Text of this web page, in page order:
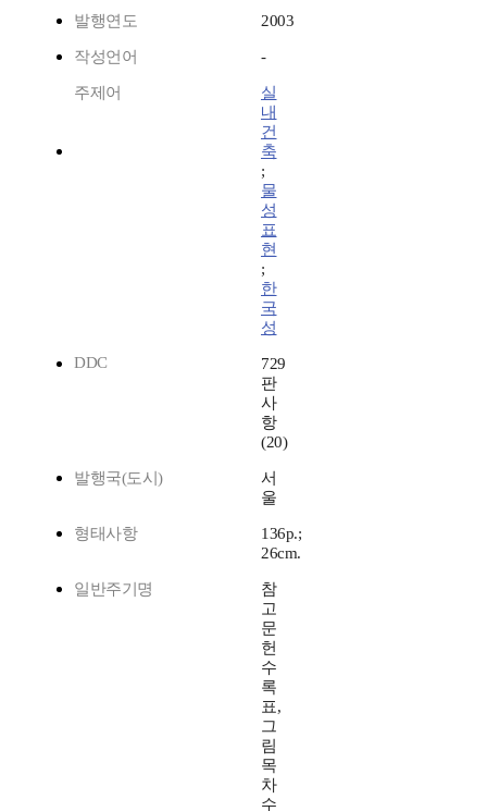
발행연도 2003
작성언어 -
주제어
실
내
건
축
;
물
성
표
현
;
한
국
성
DDC
729
판
사
항
(20)
발행국(도시)
서
울
형태사항
136p.;
26cm.
일반주기명
참
고
문
헌
수
록
표,
그
림
목
차
수